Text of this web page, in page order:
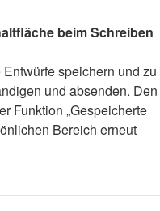
beim Schreiben
speichern und zu
und absenden. Den
Funktion „Gespeicherte
Bereich erneut